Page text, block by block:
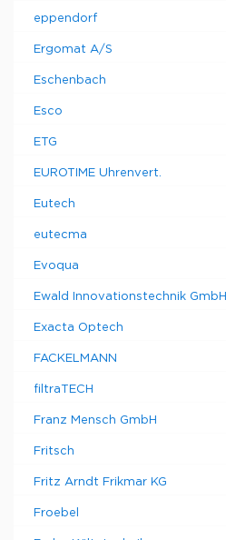
eppendorf
Ergomat A/S
Eschenbach
Esco
ETG
EUROTIME Uhrenvert.
Eutech
eutecma
Evoqua
Ewald Innovationstechnik GmbH
Exacta Optech
FACKELMANN
filtraTECH
Franz Mensch GmbH
Fritsch
Fritz Arndt Frikmar KG
Froebel